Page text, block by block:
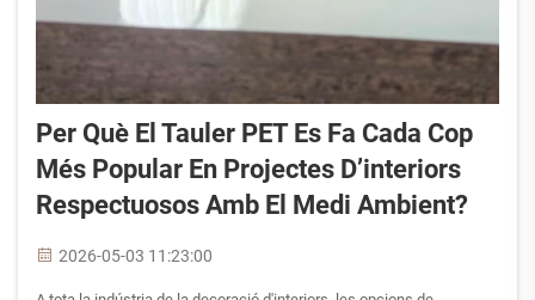
Per Què El Tauler PET Es Fa Cada Cop
Més Popular En Projectes D’interiors
Respectuosos Amb El Medi Ambient?
2026-05-03 11:23:00